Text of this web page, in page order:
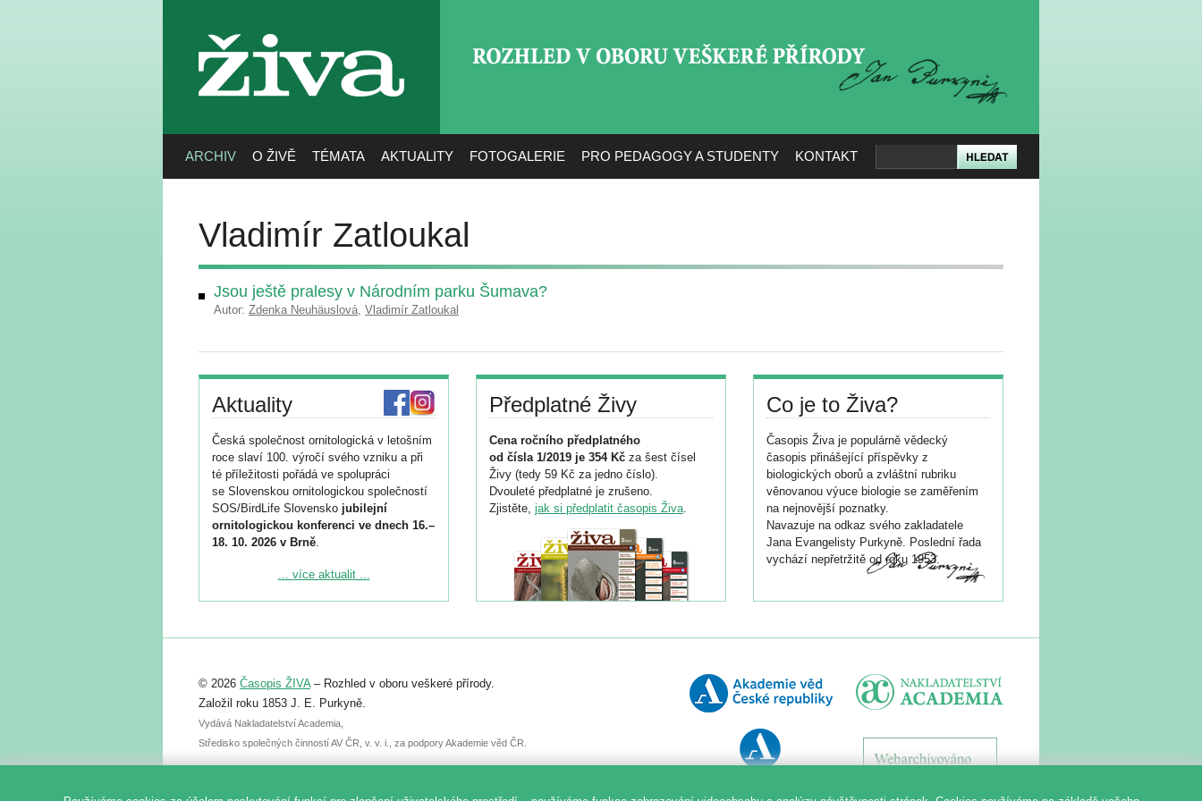
živa
ARCHIV O ŽIVĚ TÉMATA AKTUALITY FOTOGALERIE PRO PEDAGOGY A STUDENTY KONTAKT
Vladimír Zatloukal
Jsou ještě pralesy v Národním parku Šumava?
Autor: Zdenka Neuhäuslová, Vladimír Zatloukal
Aktuality
Česká společnost ornitologická v letošním
roce slaví 100. výročí svého vzniku a při
té příležitosti pořádá ve spolupráci
se Slovenskou ornitologickou společností
SOS/BirdLife Slovensko jubilejní
ornitologickou konferenci ve dnech 16.–
18. 10. 2026 v Brně.
Podrobnější informace ke konferenci
Registrovat se můžete do 6. září.
abstraktu přihlášené přednášky nebo
posteru je už 30. června.
... více aktualit ...
Předplatné Živy
Cena ročního předplatného
od čísla 1/2019 je 354 Kč za šest čísel
Živy (tedy 59 Kč za jedno číslo).
Dvouleté předplatné je zrušeno.
Zjistěte, jak si předplatit časopis Živa.
Co je to Živa?
Časopis Živa je populárně vědecký
časopis přinášející příspěvky z
biologických oborů a zvláštní rubriku
věnovanou výuce biologie se zaměřením
na nejnovější poznatky.
Navazuje na odkaz svého zakladatele
Jana Evangelisty Purkyně. Poslední řada
vychází nepřetržitě od roku 1953.
© 2026 Časopis ŽIVA– Rozhled v oboru veškeré přírody.
Založil roku 1853 J. E. Purkyně.
Vydává Nakladatelství Academia,
Středisko společných činností AV ČR, v. v. i., za podpory Akademie věd ČR.